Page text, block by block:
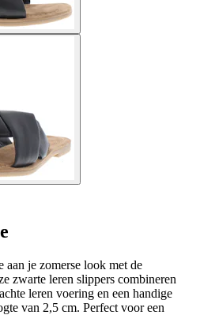
aan je zomerse look met de
zwarte leren slippers combineren
leren voering en een handige
van 2,5 cm. Perfect voor een